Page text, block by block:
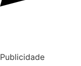
Publicidade